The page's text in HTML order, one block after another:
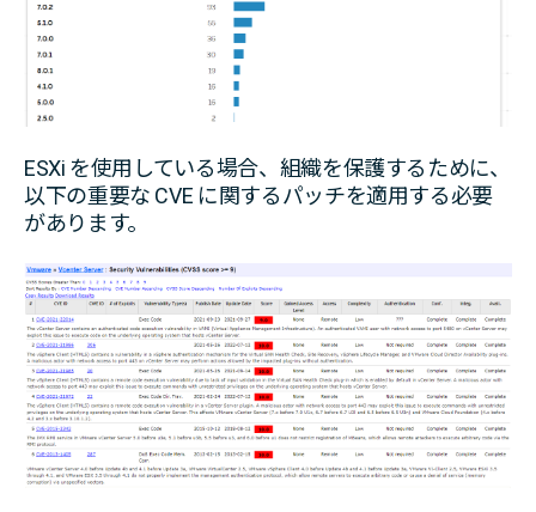
ESXi を使用している場合、組織を保護するために、
以下の重要な CVE に関するパッチを適用する必要
があります。